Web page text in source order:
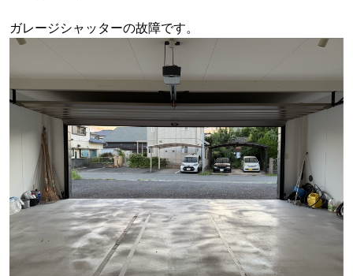
ガレージシャッターの故障です。